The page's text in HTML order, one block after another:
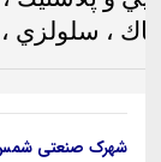
، سلولزي
شهرک صنعتی